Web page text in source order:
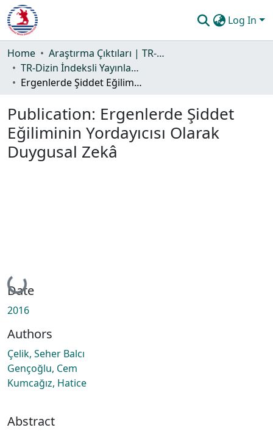
Log In
Communities & Collections
All of DSpace
Guide
Home
Araştırma Çıktıları | TR-Dizin | WoS | Scopus | PubMed
TR-Dizin İndeksli Yayınlar Koleksiyonu
Ergenlerde Şiddet Eğiliminin Yordayıcısı Olarak Duygusal Zekâ
Publication: Ergenlerde Şiddet
Eğiliminin Yordayıcısı Olarak
Duygusal Zekâ
Loading...
Date
2016
Authors
Çelik, Seher Balcı
Gençoğlu, Cem
Kumcağız, Hatice
Abstract